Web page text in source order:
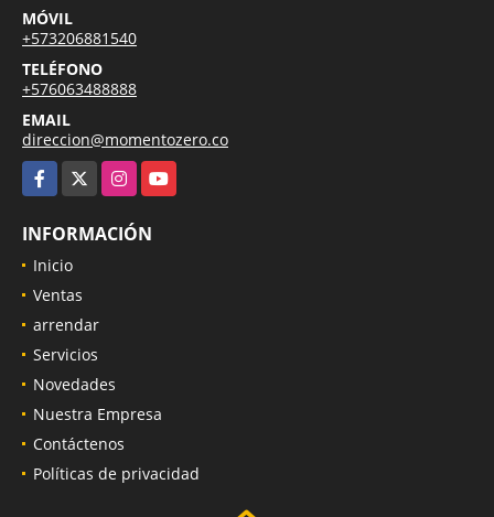
MÓVIL
+573206881540
TELÉFONO
+576063488888
EMAIL
direccion@momentozero.co
Facebook
InstagramYouTube
INFORMACIÓN
Inicio
Ventas
arrendar
Servicios
Novedades
Nuestra Empresa
Contáctenos
Políticas de privacidad